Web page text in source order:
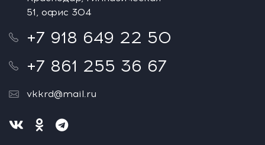
51, офис 304
+7 918 649 22 50
+7 861 255 36 67
vkkrd@mail.ru